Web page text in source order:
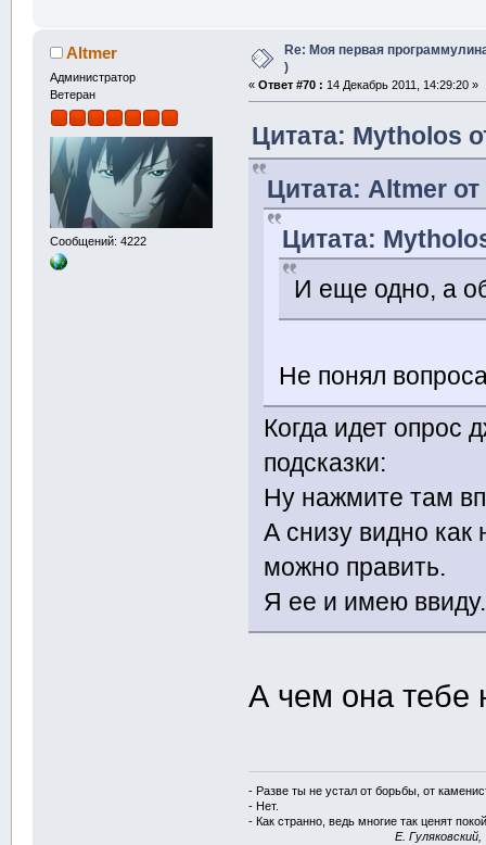
Altmer
Администратор
Ветеран
Сообщений: 4222
Re: Моя первая
)
«Ответ #70 : 14 Декабрь 2011, 14:29:20 »
Цитата: Mytholos
Цитата: Altmer
Цитата:
И еще одно, а
Не понял
Когда идет опрос
подсказки:
Ну нажмите там
А снизу видно как
можно править.
Я ее и имею ввиду.
А чем она тебе
- Разве ты не устал от борьбы, от
- Нет.
- Как странно, ведь многие так ценят
E.